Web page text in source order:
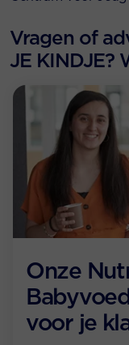
Vragen of
JE KINDJE?
Onze
voor je